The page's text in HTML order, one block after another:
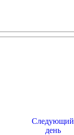
Следующий
день